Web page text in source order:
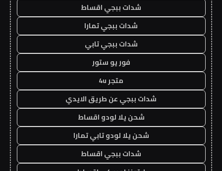
شدات ببجي اقساط
شدات ببجي تمارا
شدات ببجي تابي
فور يو ستور
متجر 4u
شدات ببجي عن طريق الايدي
شحن يلا لودو اقساط
شحن يلا لودو تابي تمارا
شدات ببجي اقساط